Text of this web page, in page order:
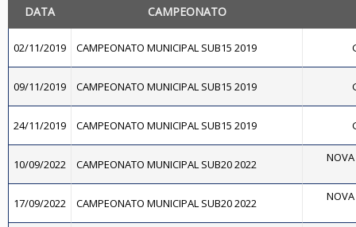
DATA CAMPEONATO
02/11/2019 CAMPEONATO MUNICIPAL SUB15 2019
09/11/2019 CAMPEONATO MUNICIPAL SUB15 2019
24/11/2019 CAMPEONATO MUNICIPAL SUB15 2019
10/09/2022 CAMPEONATO MUNICIPAL SUB20 2022 NOVA
17/09/2022 CAMPEONATO MUNICIPAL SUB20 2022 NOVA